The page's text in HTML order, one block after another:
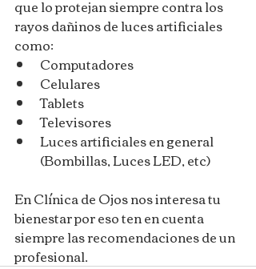
que lo protejan siempre contra los
rayos dañinos de luces artificiales
como:
Computadores
Celulares
Tablets
Televisores
Luces artificiales en general
(Bombillas, Luces LED, etc)
En Clínica de Ojos nos interesa tu
bienestar por eso ten en cuenta
siempre las recomendaciones de un
profesional.